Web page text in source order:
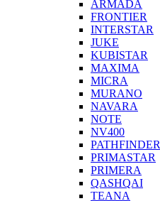
ARMADA
FRONTIER
INTERSTAR
JUKE
KUBISTAR
MAXIMA
MICRA
MURANO
NAVARA
NOTE
NV400
PATHFINDER
PRIMASTAR
PRIMERA
QASHQAI
TEANA